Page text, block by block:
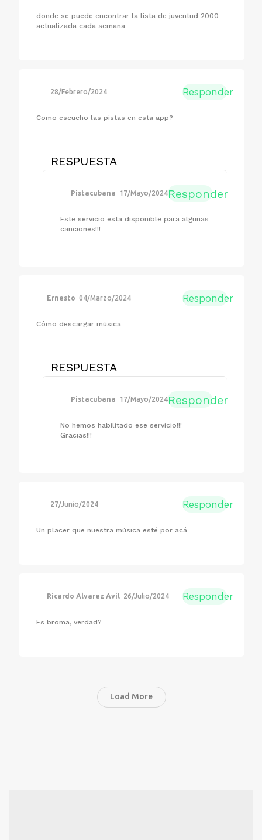
donde se puede encontrar la lista de juventud 2000
actualizada cada semana
28/Febrero/2024 Responder
Como escucho las pistas en esta app?
RESPUESTA
Pistacubana 17/Mayo/2024Responder
Este servicio esta disponible para algunas
canciones!!!
Ernesto 04/Marzo/2024 Responder
Cómo descargar música
RESPUESTA
Pistacubana 17/Mayo/2024Responder
No hemos habilitado ese servicio!!!
Gracias!!!
27/Junio/2024 Responder
Un placer que nuestra música esté por acá
Ricardo Alvarez Avil 26/Julio/2024 Responder
Es broma, verdad?
Load More